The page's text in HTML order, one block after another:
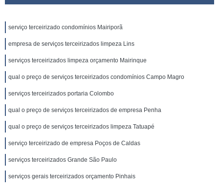
serviço terceirizado condomínios Mairiporã
empresa de serviços terceirizados limpeza Lins
serviços terceirizados limpeza orçamento Mairinque
qual o preço de serviços terceirizados condomínios Campo Magro
serviços terceirizados portaria Colombo
qual o preço de serviços terceirizados de empresa Penha
qual o preço de serviços terceirizados limpeza Tatuapé
serviço terceirizado de empresa Poços de Caldas
serviços terceirizados Grande São Paulo
serviços gerais terceirizados orçamento Pinhais